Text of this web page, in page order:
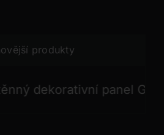
produkty
dekorativní panel GONG